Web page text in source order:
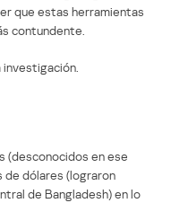
que estas herramientas
contundente.
(desconocidos en ese
de dólares (lograron
de Bangladesh) en lo